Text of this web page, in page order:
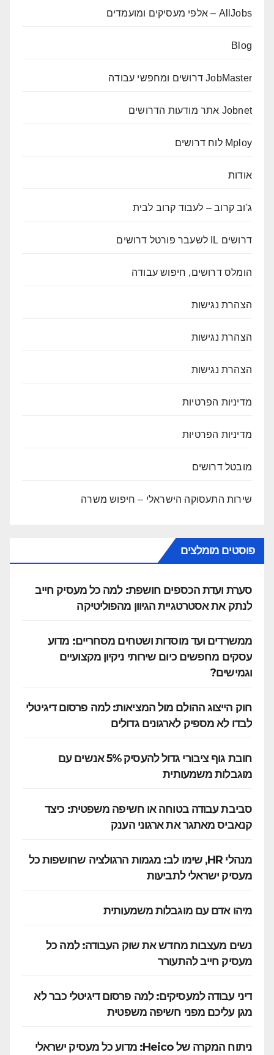
AllJobs – אלפי מעסיקים ומועמדים
Blog
JobMaster דרושים ומחפשי עבודה
Jobnet אתר מודעות הדרושים
Mploy לוח דרושים
אודות
ג'וב קרוב – לעבוד קרוב לבית
דרושים IL לשעבר פורטל דרושים
הומלס דרושים, חיפוש עבודה
הצהרת נגישות
הצהרת נגישות
הצהרת נגישות
מדיניות הפרטיות
מדיניות הפרטיות
מובטל דרושים
שירות התעסוקה הישראלי – חיפוש משרה
פוסטים מומלצים
סערת ועדת הכספים חושפת: למה כל מעסיק חייב
לנתק את אסטרטגיית הגיוון מהפוליטיקה
ממשרדים ועד מוסדות ושטחים מסחריים: מדוע
עסקים מחפשים כיום שירותי ניקיון מקצועיים
וגמישים?
חוק הייצוג ההולם מול המציאות: למה פרסום דיגיטלי
לבדו לא מספיק לארגונים גדולים
חובת גוף ציבורי גדול להעסיק 5% אנשים עם
מוגבלות משמעותית
סביבת עבודה בטוחה או חשיפה משפטית: כיצד
קנאביס מאתגר את ארגוני הענק
מנהלי HR, שימו לב: מגמות הרגולציה שחושפות כל
מעסיק ישראלי לתביעות
מיהו אדם עם מוגבלות משמעותית
נשים מעצבות מחדש את שוק העבודה: למה כל
מעסיק חייב להתעורר
דיני עבודה למעסיקים: למה פרסום דיגיטלי כבר לא
מגן עליכם מפני חשיפה משפטית
ניתוח המקרה של Heico: מדוע כל מעסיק ישראלי